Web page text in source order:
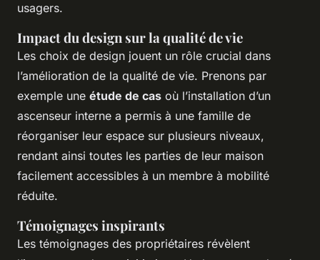
usagers.
Impact du design sur la qualité de vie
Les choix de design jouent un rôle crucial dans
l’amélioration de la qualité de vie. Prenons par
exemple une étude de cas où l’installation d’un
ascenseur interne a permis à une famille de
réorganiser leur espace sur plusieurs niveaux,
rendant ainsi toutes les parties de leur maison
facilement accessibles à un membre à mobilité
réduite.
Témoignages inspirants
Les témoignages des propriétaires révèlent